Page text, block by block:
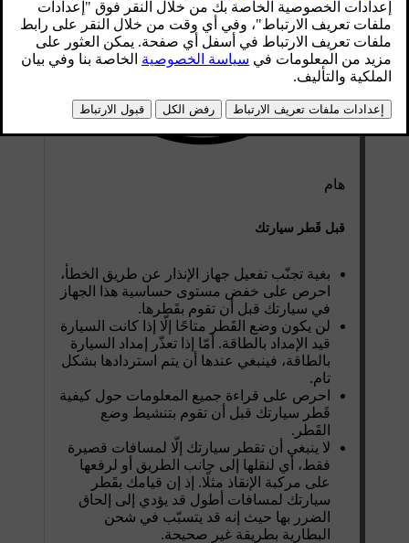
هام
قبل قَطر سيارتك
بغية تجنّب تفعيل جهاز الإنذار عن طريق الخطأ،
احرص على خفض مستوى حساسية هذا الجهاز
في سيارتك قبل أن تقوم بقَطرها.
لن يكون وضع القَطر متاحًا إلّا إذا كانت السيارة
قيد الإمداد بالطاقة. أمّا إذا تعذّر إمداد السيارة
بالطاقة، فينبغي عندها أن يتم استردادها بشكل
تام.
احرص على قراءة جميع المعلومات حول كيفية
قَطر سيارتك قبل أن تقوم بتنشيط وضع
القَطر.
لا ينبغي أن تقطر سيارتك إلّا لمسافات قصيرة
فقط، أي لنقلها إلى جانب الطريق أو لرفعها
على مركبة الإنقاذ مثلًا. إذ إن قيامك بقَطر
سيارتك لمسافات أطول قد يؤدي إلى إلحاق
الضرر بها حيث إنه قد يتسبّب في شحن
البطارية بطريقة غير صحيحة.